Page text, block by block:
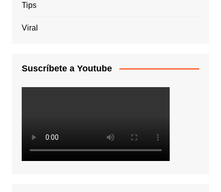
Tips
Viral
Suscríbete a Youtube